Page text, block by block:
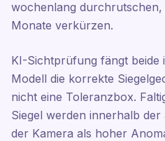
wochenlang
Monate verkürzen.
KI-Sichtprüfung fängt beide
Modell die korrekte
nicht eine Toleranzbox.
Siegel werden innerhalb
der Kamera als hoher